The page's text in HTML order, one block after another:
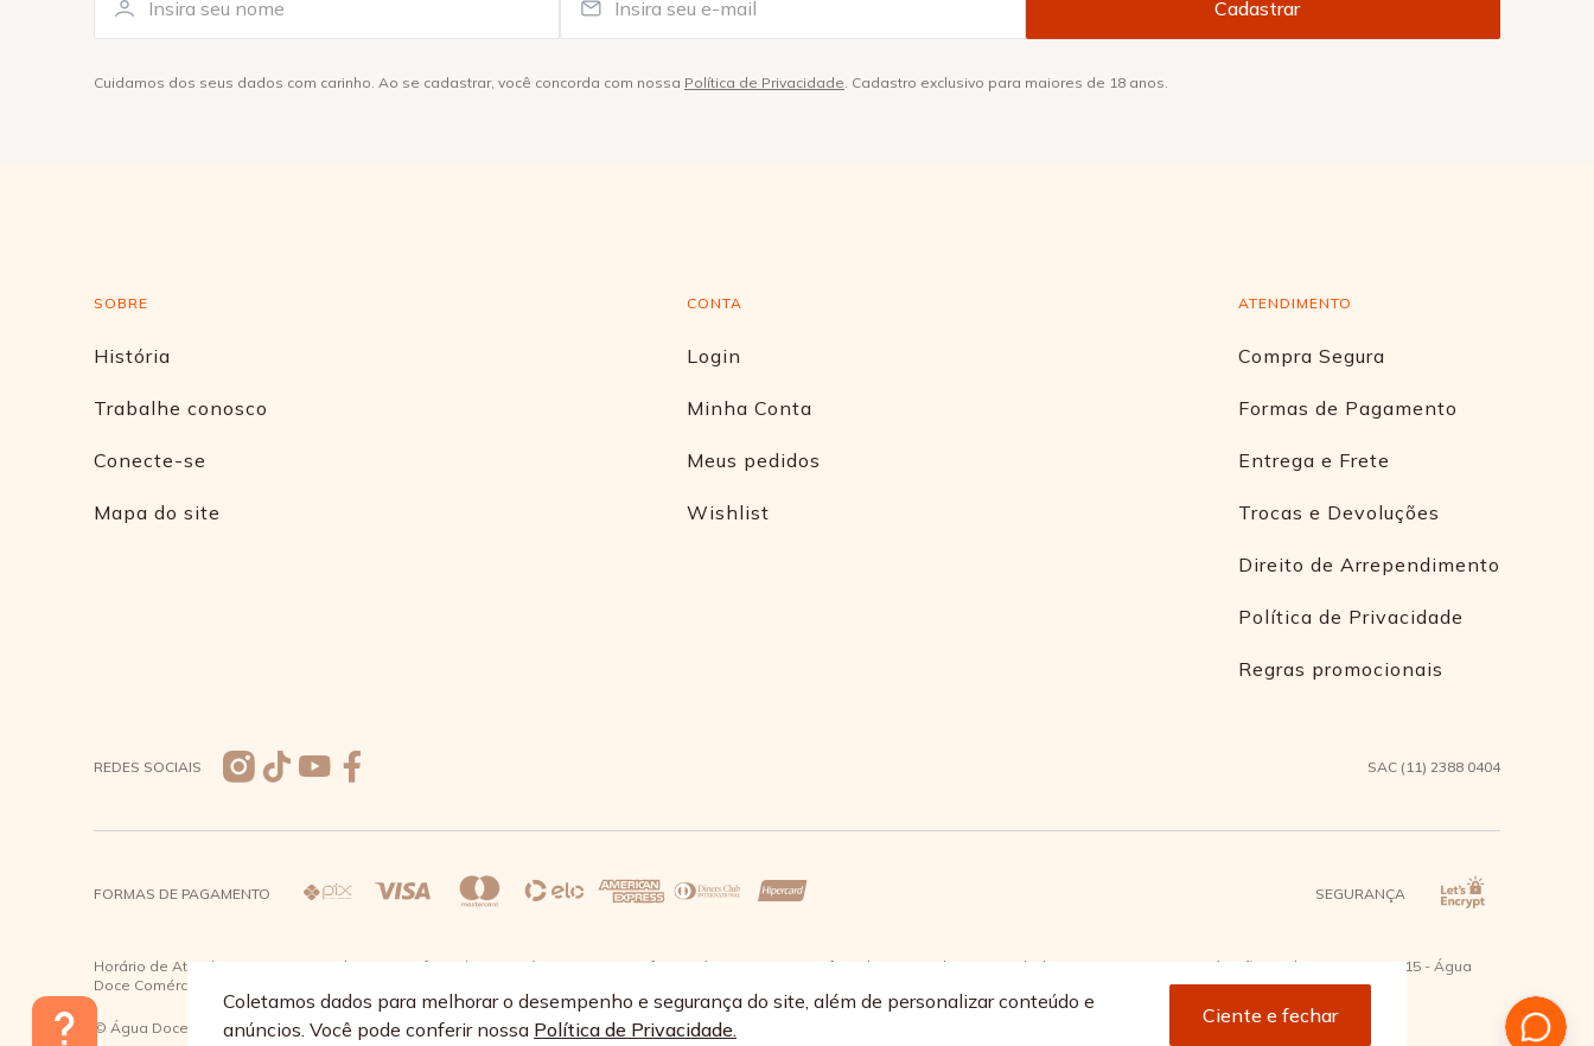
Coletamos dados para melhorar o desempenho e segurança do site, além de personalizar conteúdo e
anúncios. Você pode conferir nossa Política de Privacidade.
Ciente e fechar
Cuidamos dos seus dados com carinho. Ao se cadastrar, você concorda com nossa Política de Privacidade. Cadastro exclusivo para maiores de 18 anos.
SOBRE
História
Trabalhe conosco
Conecte-se
Mapa do site
CONTA
Login
Minha Conta
Meus pedidos
Wishlist
ATENDIMENTO
Compra Segura
Formas de Pagamento
Entrega e Frete
Trocas e Devoluções
Direito de Arrependimento
Política de Privacidade
Regras promocionais
REDES SOCIAIS SAC (11) 2388 0404
FORMAS DE PAGAMENTO SEGURANÇA
Horário de Atendimento: De segunda a quinta-feira das 08:30 às 17:30 e sexta-feira até as 16:30, exceto feriados - Rua Alpont, 428 nível 2 - Bairro Capuava Mauá - São Paulo, CEP: 09380-115 - Água
Doce Comércio de Roupas e Acessórios Ltda - CNPJ: 57.484.768/0064-89
© Água Doce 2026 - Todos os direitos reservados